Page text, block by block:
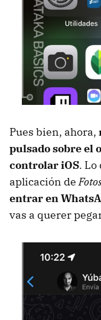
Pues bien, ahora,
pulsado sobre el
controlar iOS. Lo
aplicación de
entrar en
vas a querer